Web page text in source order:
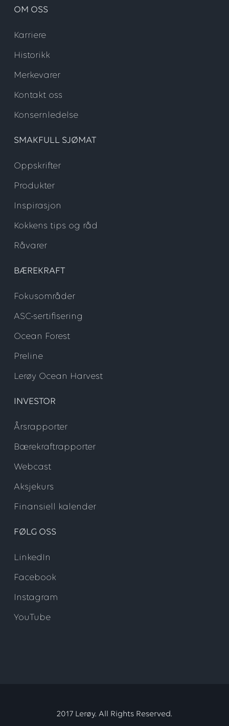
OM OSS
Karriere
Historikk
Merkevarer
Kontakt oss
Konsernledelse
SMAKFULL SJØMAT
Oppskrifter
Produkter
Inspirasjon
Kokkens tips og råd
Råvarer
BÆREKRAFT
Fokusområder
ASC-sertifisering
Ocean Forest
Preline
Lerøy Ocean Harvest
INVESTOR
Årsrapporter
Bærekraftrapporter
Webcast
Aksjekurs
Finansiell kalender
FØLG OSS
LinkedIn
Facebook
Instagram
YouTube
2017 Lerøy. All Rights Reserved.